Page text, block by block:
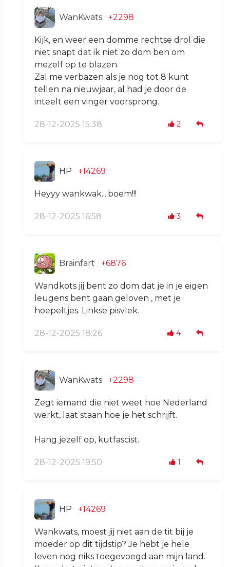
WanKwats +2298
Kijk, en weer een domme rechtse drol die
niet snapt dat ik niet zo dom ben om
mezelf op te blazen.
Zal me verbazen als je nog tot 8 kunt
tellen na nieuwjaar, al had je door de
inteelt een vinger voorsprong.
28-12-2025 15:38 2
HP +14269
Heyyy wankwak....boem!!!
28-12-2025 16:58 3
Brainfart +6876
Wandkots jij bent zo dom dat je in je eigen
leugens bent gaan geloven , met je
hoepeltjes. Linkse pisvlek.
28-12-2025 18:26 4
WanKwats +2298
Zegt iemand die niet weet hoe Nederland
werkt, laat staan hoe je het schrijft.
Hang jezelf op, kutfascist.
28-12-2025 19:50 1
HP +14269
Wankwats, moest jij niet aan de tit bij je
moeder op dit tijdstip? Je hebt je hele
leven nog niks toegevoegd aan mijn land.